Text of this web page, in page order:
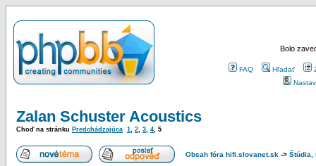
Bolo
FAQ Hľadať
Zalan Schuster Acoustics
Choď na stránku Predchádzajúca 1, 2, 3, 4, 5
Obsah fóra hifi.slovanet.sk -> Štúdia,